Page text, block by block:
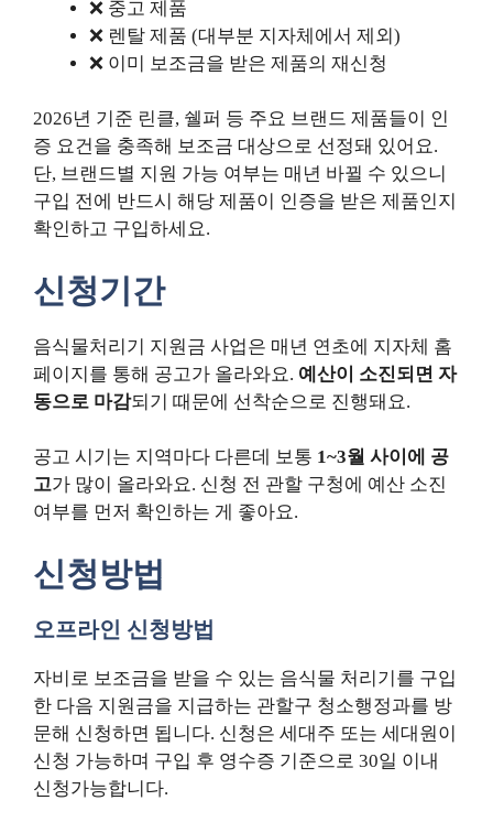
❌ 중고 제품
❌ 렌탈 제품 (대부분 지자체에서 제외)
❌ 이미 보조금을 받은 제품의 재신청
2026년 기준 린클, 쉘퍼 등 주요 브랜드 제품들이 인
증 요건을 충족해 보조금 대상으로 선정돼 있어요.
단, 브랜드별 지원 가능 여부는 매년 바뀔 수 있으니
구입 전에 반드시 해당 제품이 인증을 받은 제품인지
확인하고 구입하세요.
신청기간
음식물처리기 지원금 사업은 매년 연초에 지자체 홈
페이지를 통해 공고가 올라와요. 예산이 소진되면 자
동으로 마감되기 때문에 선착순으로 진행돼요.
공고 시기는 지역마다 다른데 보통 1~3월 사이에 공
고가 많이 올라와요. 신청 전 관할 구청에 예산 소진
여부를 먼저 확인하는 게 좋아요.
신청방법
오프라인 신청방법
자비로 보조금을 받을 수 있는 음식물 처리기를 구입
한 다음 지원금을 지급하는 관할구 청소행정과를 방
문해 신청하면 됩니다. 신청은 세대주 또는 세대원이
신청 가능하며 구입 후 영수증 기준으로 30일 이내
신청가능합니다.